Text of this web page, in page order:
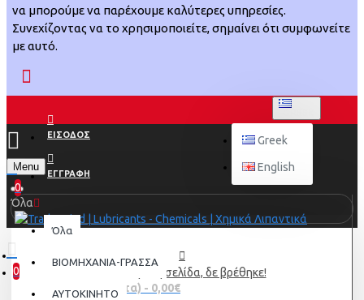
να μπορούμε να παρέχουμε καλύτερες υπηρεσίες.
Συνεχίζοντας να το χρησιμοποιείτε, σημαίνει ότι συμφωνείτε
με αυτό.
ΕΙΣΟΔΟΣ
ΕΓΓΡΑΦΗ
Greek
English
Menu
0
0
0 προϊόν(τα) - 0,00€
Όλα
Όλα
ΒΙΟΜΗΧΑΝΙΑ-ΓΡΑΣΣΑ
AYTOKINHTO
Η αιτούμενη σελίδα, δε βρέθηκε!